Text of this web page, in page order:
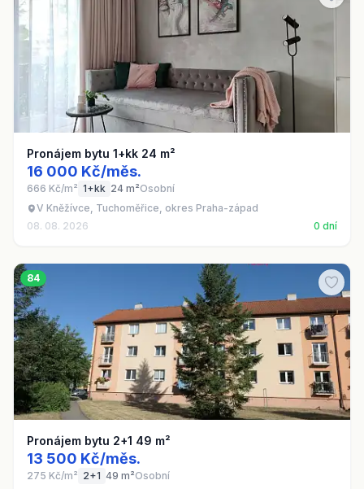
Pronájem bytu 1+kk 24 m²
16 000 Kč/měs.
666 Kč/m² 1+kk 24 m²Osobní
V Kněžívce, Tuchoměřice, okres Praha-západ
08. 08. 2026
0 dní
84
Pronájem bytu 2+1 49 m²
13 500 Kč/měs.
275 Kč/m² 2+1 49 m²Osobní